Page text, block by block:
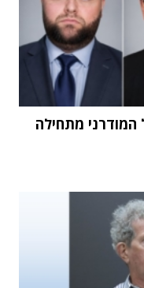
המודרני מתחילה